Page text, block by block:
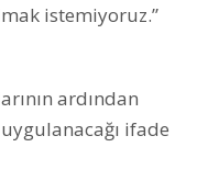
istemiyoruz.”
ardından
ifade